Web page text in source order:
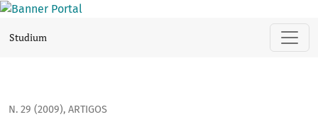
Studium
N. 29 (2009), ARTIGOS